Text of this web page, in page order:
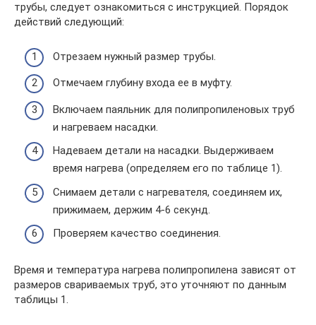
трубы, следует ознакомиться с инструкцией. Порядок
действий следующий:
Отрезаем нужный размер трубы.
Отмечаем глубину входа ее в муфту.
Включаем паяльник для полипропиленовых труб
и нагреваем насадки.
Надеваем детали на насадки. Выдерживаем
время нагрева (определяем его по таблице 1).
Снимаем детали с нагревателя, соединяем их,
прижимаем, держим 4-6 секунд.
Проверяем качество соединения.
Время и температура нагрева полипропилена зависят от
размеров свариваемых труб, это уточняют по данным
таблицы 1.